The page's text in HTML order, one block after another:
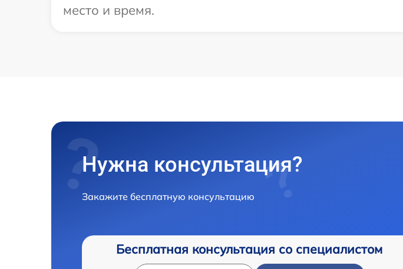
место и время.
Нужна консультация?
Закажите бесплатную консультацию
Бесплатная консультация со специалистом